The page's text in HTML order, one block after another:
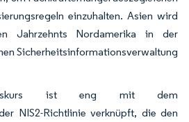
einzuhalten. Asien wird
Jahrzehnts Nordamerika in der
Sicherheitsinformationsverwaltung
ist eng mit dem
NIS2-Richtlinie verknüpft, die den